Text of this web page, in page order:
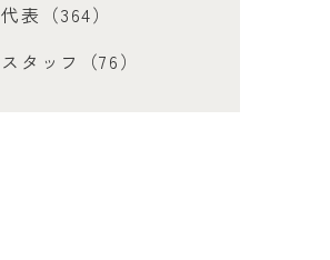
代表（364）
スタッフ（76）